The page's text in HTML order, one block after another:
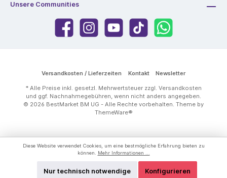
Unsere Communities
Versandkosten / Lieferzeiten Kontakt Newsletter
* Alle Preise inkl. gesetzl. Mehrwertsteuer zzgl. Versandkosten
und ggf. Nachnahmegebühren, wenn nicht anders angegeben.
© 2026 BestMarket BM UG - Alle Rechte vorbehalten. Theme by
ThemeWare®
Diese Website verwendet Cookies, um eine bestmögliche Erfahrung bieten zu
können.
Mehr Informationen ...
Nur technisch notwendige Konfigurieren